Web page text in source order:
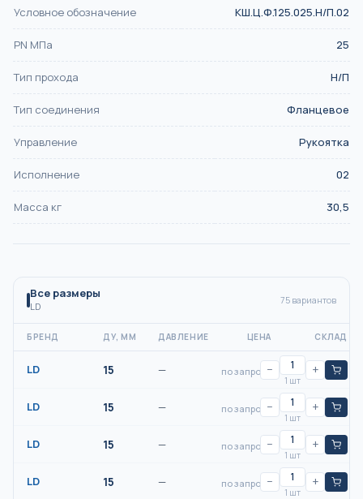
Условное обозначение КШ.Ц.Ф.125.025.Н/П.02
PN МПа 25
Тип прохода Н/П
Тип соединения Фланцевое
Управление Рукоятка
Исполнение 02
Масса кг 30,5
Все размеры
LD
75 вариантов
БРЕНД ДУ, ММ ДАВЛЕНИЕ ЦЕНА СКЛАД
LD 15 — по запросу−
1 шт
+
LD 15 — по запросу−
1 шт
+
LD 15 — по запросу−
1 шт
+
LD 15 — по запросу−
1 шт
+